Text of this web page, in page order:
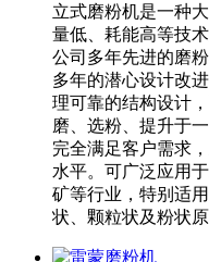
立式磨粉机是一种
量低、耗能高等技
公司多年先进的磨
多年的潜心设计改
理可靠的结构设计
磨、选粉、提升于
完全满足客户需求
水平。可广泛应用
矿等行业，特别适
状、颗粒状及粉状